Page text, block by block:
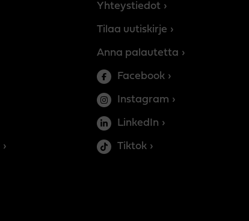
Yhteystiedot
Tilaa uutiskirje
Anna palautetta
Facebook
Instagram
LinkedIn
Tiktok